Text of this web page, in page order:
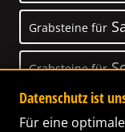
Grabsteine für
Grabsteine für
Datenschutz ist
Für eine